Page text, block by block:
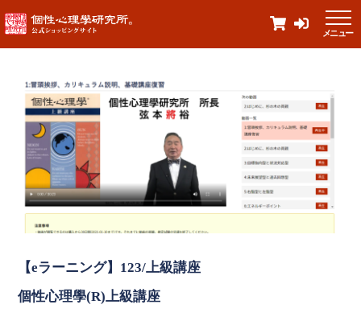
メニュー
【eラーニング】123/上級講座
個性心理學(R)上級講座